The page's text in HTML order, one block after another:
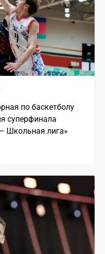
по баскетболу
суперфинала
Школьная лига»